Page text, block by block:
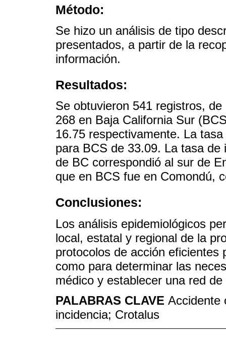
Método:
Se hizo un análisis de tipo
presentados, a partir de la
información.
Resultados:
Se obtuvieron 541 registros,
268 en Baja California Sur
16.75 respectivamente. La
para BCS de 33.09. La tasa
de BC correspondió al sur de
que en BCS fue en Comondú,
Conclusiones:
Los análisis epidemiológicos
local, estatal y regional de la
protocolos de acción
como para determinar las
médico y establecer una red
PALABRAS CLAVE Accidente
incidencia; Crotalus